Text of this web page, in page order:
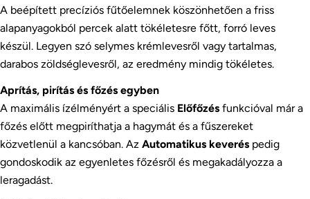
A beépített precíziós fűtőelemnek köszönhetően a friss
alapanyagokból percek alatt tökéletesre főtt, forró leves
készül. Legyen szó selymes krémlevesről vagy tartalmas,
darabos zöldséglevesről, az eredmény mindig tökéletes.
Aprítás, pirítás és főzés egyben
A maximális ízélményért a speciális Előfőzés funkcióval már a
főzés előtt megpiríthatja a hagymát és a fűszereket
közvetlenül a kancsóban. Az Automatikus keverés pedig
gondoskodik az egyenletes főzésről és megakadályozza a
leragadást.